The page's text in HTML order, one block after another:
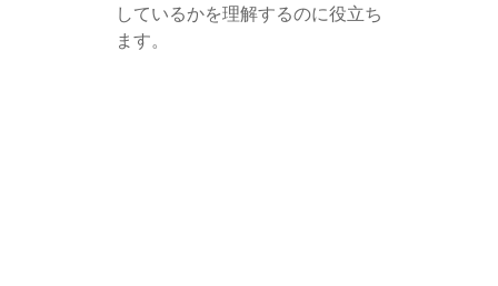
しているかを理解するのに役立ち
ます。